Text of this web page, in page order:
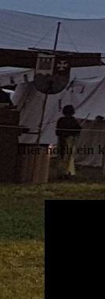
Hier noch ein